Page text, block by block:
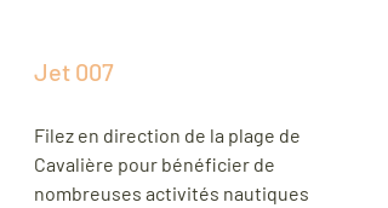
Jet 007
Filez en direction de la plage de
Cavalière pour bénéficier de
nombreuses activités nautiques